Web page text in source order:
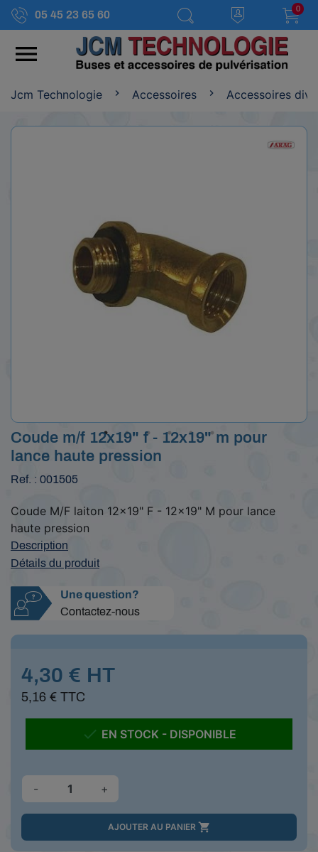
05 45 23 65 60
0

Jcm Technologie Accessoires Accessoires
Coude m/f 12x19" f - 12x19" m pour
lance haute pression
Ref. : 001505
Coude M/F laiton 12x19" F - 12x19" M pour lance
haute pression
Description
Détails du produit
Une question?
Contactez-nous
4,30 € HT
5,16 € TTC
 EN STOCK - DISPONIBLE
- +
AJOUTER AU PANIER 